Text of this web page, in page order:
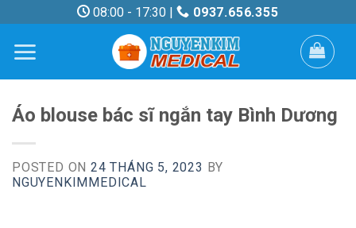
content
08:00 - 17:30 | 0937.656.355
Áo blouse bác sĩ ngắn tay Bình Dương
POSTED ON24 THÁNG 5, 2023 BY
NGUYENKIMMEDICAL